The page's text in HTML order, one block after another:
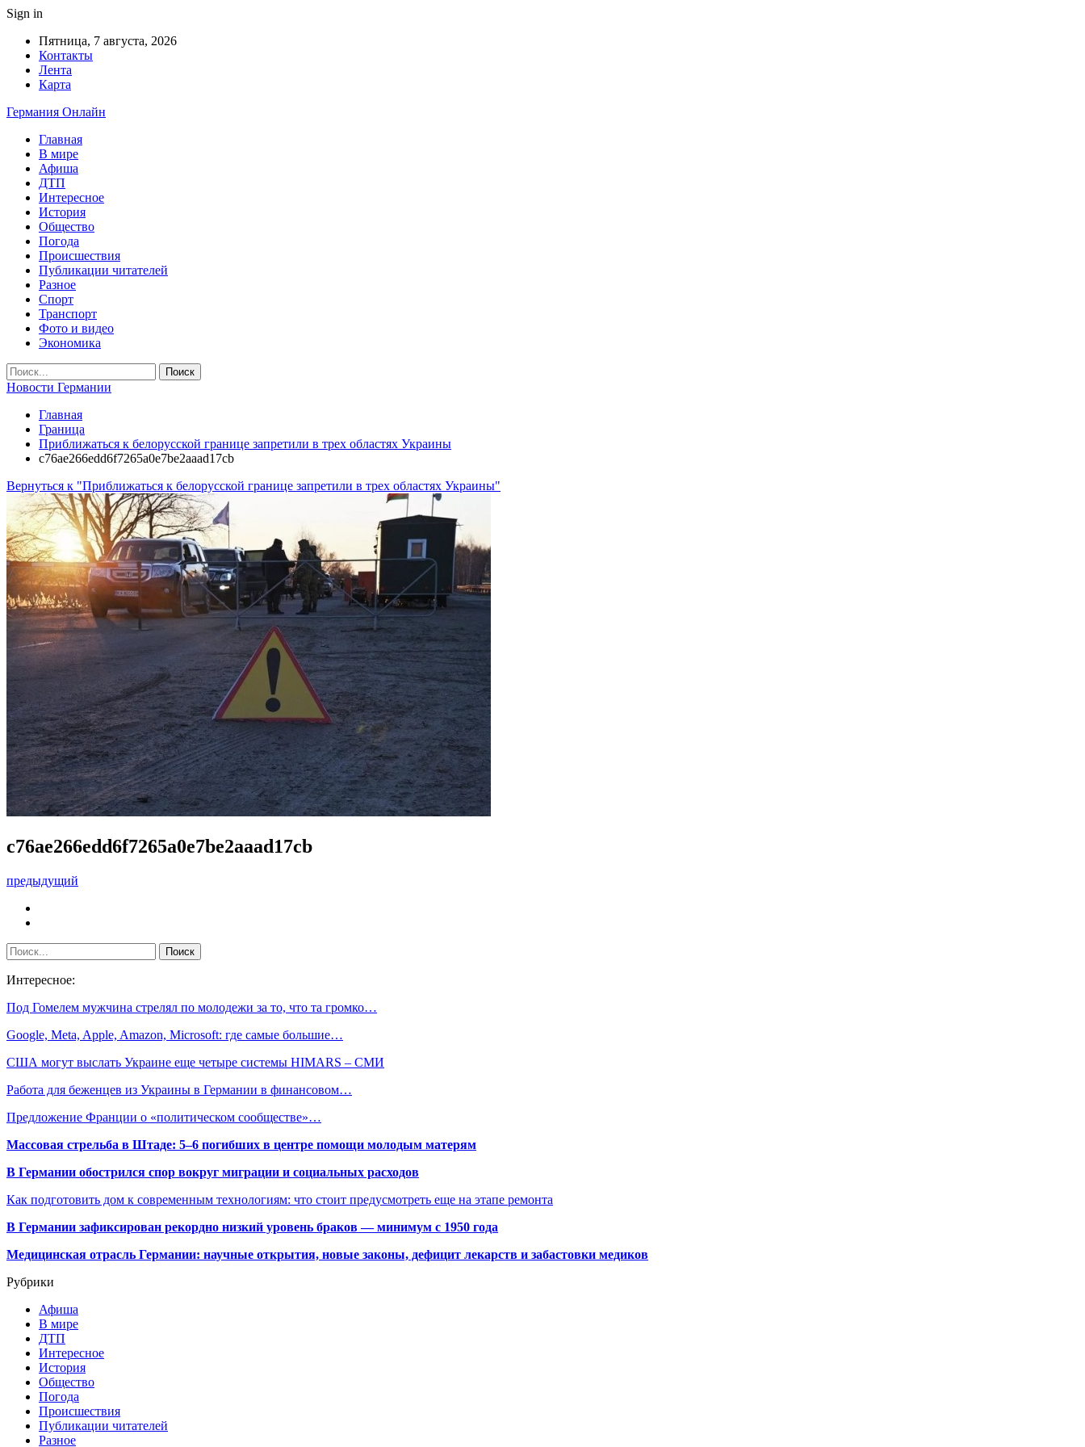
Sign in
Пятница, 7 августа, 2026
Контакты
Лента
Карта
Германия Онлайн
Главная
В мире
Афиша
ДТП
Интересное
История
Общество
Погода
Происшествия
Публикации читателей
Разное
Спорт
Транспорт
Фото и видео
Экономика
Новости Германии
Главная
Граница
Приближаться к белорусской границе запретили в трех областях Украины
c76ae266edd6f7265a0e7be2aaad17cb
Вернуться к "Приближаться к белорусской границе запретили в трех областях Украины"
c76ae266edd6f7265a0e7be2aaad17cb
предыдущий
Интересное:
Под Гомелем мужчина стрелял по молодежи за то, что та громко…
Google, Meta, Apple, Amazon, Microsoft: где самые большие…
США могут выслать Украине еще четыре системы HIMARS – СМИ
Работа для беженцев из Украины в Германии в финансовом…
Предложение Франции о «политическом сообществе»…
Массовая стрельба в Штаде: 5–6 погибших в центре помощи молодым матерям
В Германии обострился спор вокруг миграции и социальных расходов
Как подготовить дом к современным технологиям: что стоит предусмотреть еще на этапе ремонта
В Германии зафиксирован рекордно низкий уровень браков — минимум с 1950 года
Медицинская отрасль Германии: научные открытия, новые законы, дефицит лекарств и забастовки медиков
Рубрики
Афиша
В мире
ДТП
Интересное
История
Общество
Погода
Происшествия
Публикации читателей
Разное